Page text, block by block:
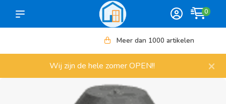
0
Meer dan 1000 artikelen
Wij zijn de hele zomer OPEN!! ×